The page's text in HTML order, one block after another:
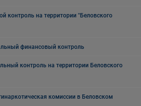
контроль на территории "Беловского
финансовый контроль
контроль на территории Беловского
комиссии в Беловском